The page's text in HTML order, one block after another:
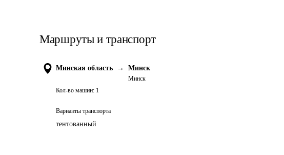
Маршруты и транспорт
Минская область → Минск
Минск
Кол-во машин: 1
Варианты транспорта
тентованный